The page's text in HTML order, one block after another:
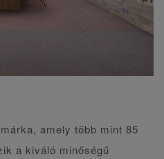
amely több mint 85
a kiváló minőségű